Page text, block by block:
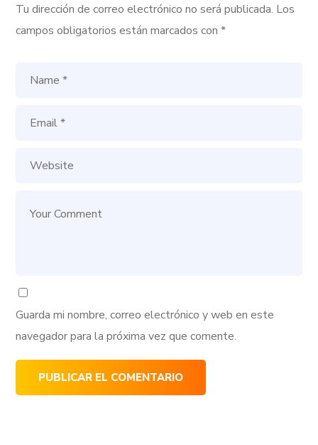
Tu dirección de correo electrónico no será publicada. Los
campos obligatorios están marcados con*
Guarda mi nombre, correo electrónico y web en este
navegador para la próxima vez que comente.